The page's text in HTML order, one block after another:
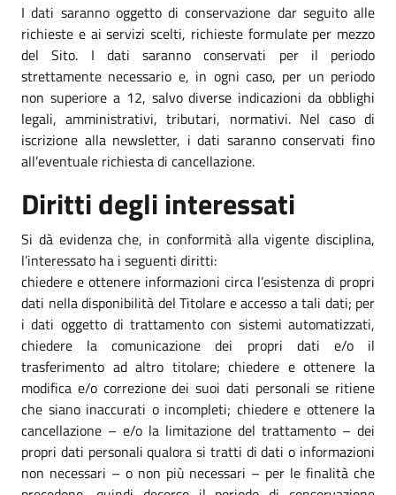
I dati saranno oggetto di conservazione dar seguito alle
richieste e ai servizi scelti, richieste formulate per mezzo
del Sito. I dati saranno conservati per il periodo
strettamente necessario e, in ogni caso, per un periodo
non superiore a 12, salvo diverse indicazioni da obblighi
legali, amministrativi, tributari, normativi. Nel caso di
iscrizione alla newsletter, i dati saranno conservati fino
all’eventuale richiesta di cancellazione.
Diritti degli interessati
Si dà evidenza che, in conformità alla vigente disciplina,
l’interessato ha i seguenti diritti:
chiedere e ottenere informazioni circa l’esistenza di propri
dati nella disponibilità del Titolare e accesso a tali dati; per
i dati oggetto di trattamento con sistemi automatizzati,
chiedere la comunicazione dei propri dati e/o il
trasferimento ad altro titolare; chiedere e ottenere la
modifica e/o correzione dei suoi dati personali se ritiene
che siano inaccurati o incompleti; chiedere e ottenere la
cancellazione – e/o la limitazione del trattamento – dei
propri dati personali qualora si tratti di dati o informazioni
non necessari – o non più necessari – per le finalità che